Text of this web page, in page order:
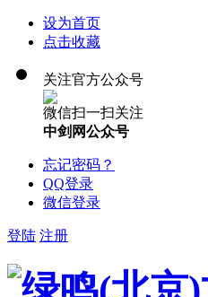
设为首页
点击收藏
关注官方公众号
微信扫一扫关注
中剑网公众号
忘记密码？
QQ登录
微信登录
登陆 注册